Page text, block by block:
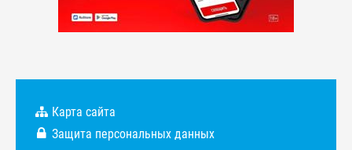
Карта сайта
Защита персональных данных